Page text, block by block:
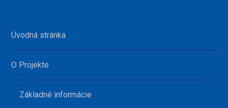
Úvodná stránka
O Projekte
Základné informácie